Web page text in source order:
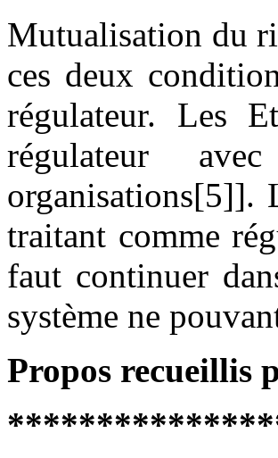
Mutualisation du
ces deux
régulateur. Les
régulateur
organisations[5]].
traitant comme
faut continuer
système ne
Propos recueillis